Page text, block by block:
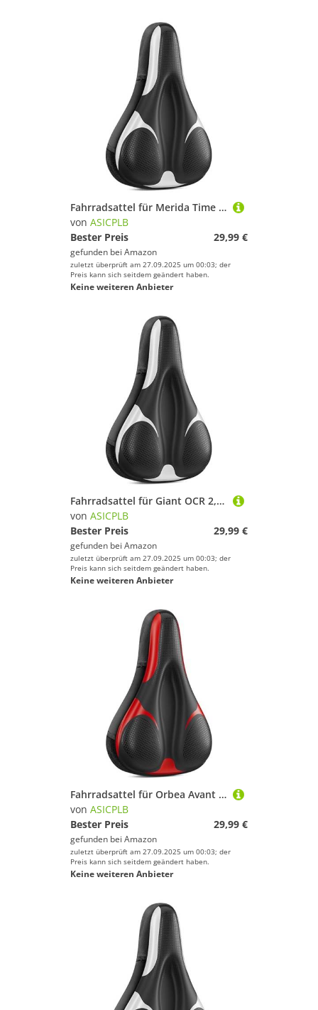
Fahrradsattel für Merida Time Warp Tri Limited, Bequemer Stoßdämpfender PU-Fahrradsitzkissen, Atmungsaktiv Mountainbikesättel für Tägliche Reisen und Wandern, B
von ASICPLB
Bester Preis
29,99 €
gefunden bei Amazon
zuletzt überprüft am 27.09.2025 um 00:03; der
Preis kann sich seitdem geändert haben.
Keine weiteren Anbieter
Fahrradsattel für Giant OCR 2, Bequemer Stoßdämpfender PU-Fahrradsitzkissen, Atmungsaktiv Mountainbikesättel für Tägliche Reisen und Wandern, B
von ASICPLB
Bester Preis
29,99 €
gefunden bei Amazon
zuletzt überprüft am 27.09.2025 um 00:03; der
Preis kann sich seitdem geändert haben.
Keine weiteren Anbieter
Fahrradsattel für Orbea Avant M20, Bequemer Stoßdämpfender PU-Fahrradsitzkissen, Atmungsaktiv Mountainbikesättel für Tägliche Reisen und Wandern, C
von ASICPLB
Bester Preis
29,99 €
gefunden bei Amazon
zuletzt überprüft am 27.09.2025 um 00:03; der
Preis kann sich seitdem geändert haben.
Keine weiteren Anbieter